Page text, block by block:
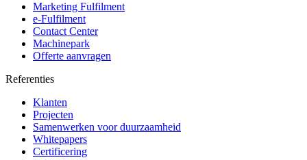
Marketing Fulfilment
e-Fulfilment
Contact Center
Machinepark
Offerte aanvragen
Referenties
Klanten
Projecten
Samenwerken voor duurzaamheid
Whitepapers
Certificering